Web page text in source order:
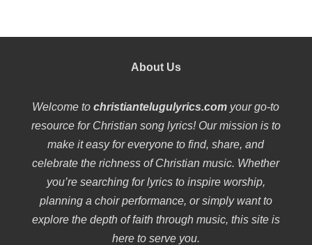
About Us
Welcome tochristiantelugulyrics.com your go-to
resource for Christian song lyrics! Our mission is to
make it easy for everyone to find, share, and
celebrate the richness of Christian music. Whether
you’re searching for lyrics to inspire worship,
planning a choir performance, or simply want to
explore the depth of faith through music, this site is
here to serve you.